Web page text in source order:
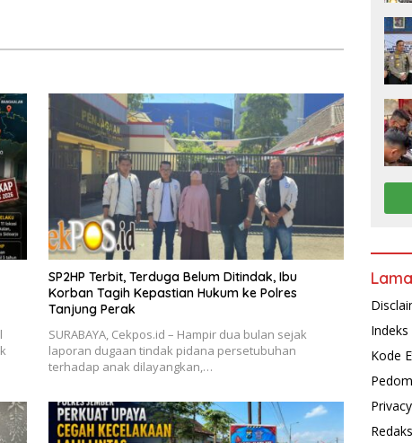
SP2HP Terbit, Terduga Belum Ditindak, Ibu
Korban Tagih Kepastian Hukum ke Polres
Tanjung Perak
SURABAYA, Cekpos.id – Hampir dua bulan sejak
laporan dugaan tindak pidana persetubuhan
terhadap anak dilayangkan,…
Indeks
Kode